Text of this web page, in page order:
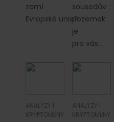
zemí
Evropské unie?
sousedův
pozemek
je
pro vás…
ANALÝZY
KRYPTOMĚNY
ANALÝZY
KRYPTOMĚNY